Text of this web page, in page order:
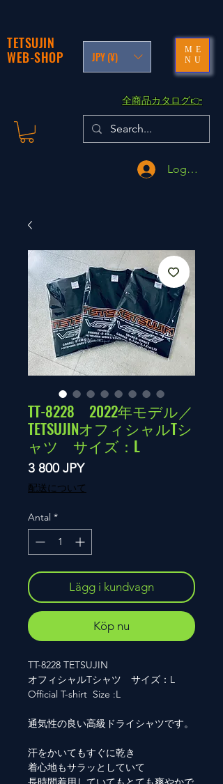
TETSUJIN
WEB-SHOP
JPY (¥)
ME
NU
​全商品カタログ👉
Logga in
TT-8228 2022年モデル／
TETSUJINオフィシャルTシ
ャツ サイズ：L
3 800 JPYPris
配送について
Antal *
Lägg i kundvagn
Köp nu
TT-8228 TETSUJIN
オフィシャルTシャツ サイズ：L
Official T-shirt Size :L
通気性の良い高級ドライシャツです。
汗をかいてもすぐに乾き
着心地もサラッとしていて